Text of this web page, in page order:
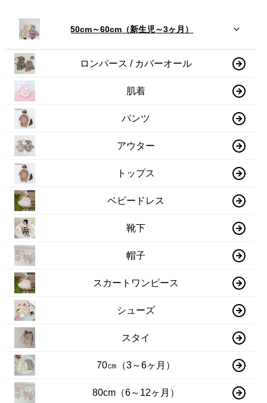
50cm～60cm（新生児～3ヶ月）
ロンパース / カバーオール
肌着
パンツ
アウター
トップス
ベビードレス
靴下
帽子
スカートワンピース
シューズ
スタイ
70㎝（3～6ヶ月）
80cm（6～12ヶ月）